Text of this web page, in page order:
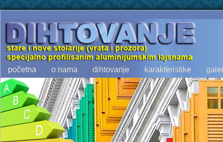
početna o nama dihtovanje karakteristike